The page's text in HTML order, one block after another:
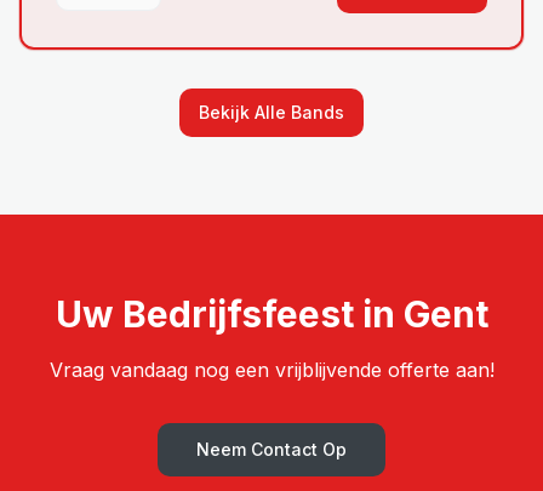
Bekijk Alle Bands
Uw Bedrijfsfeest in Gent
Vraag vandaag nog een vrijblijvende offerte aan!
Neem Contact Op